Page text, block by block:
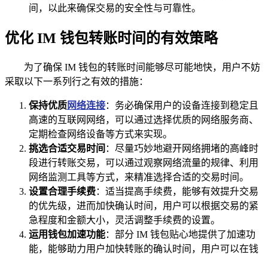
间，以此来确保交易的安全性与可靠性。
优化 IM 钱包转账时间的有效策略
为了确保 IM 钱包的转账时间能够尽可能地快，用户不妨
采取以下一系列行之有效的措施：
保持优质网络连接：务必确保用户的设备连接到稳定且
高速的互联网网络，可以通过选择优质的网络服务商、
定期检查网络设备等方式来实现。
挑选合适交易时间 ：尽量巧妙地避开网络拥堵的高峰时
段进行转账交易，可以通过观察网络流量的规律、利用
网络监测工具等方式，来精准选择合适的交易时间。
设置合理手续费：适当提高手续费，能够有效提升交易
的优先级，进而加快确认时间，用户可以根据交易的紧
急程度和金额大小，灵活调整手续费的设置。
运用钱包加速功能：部分 IM 钱包贴心地提供了加速功
能，能够助力用户加快转账的确认时间，用户可以在钱